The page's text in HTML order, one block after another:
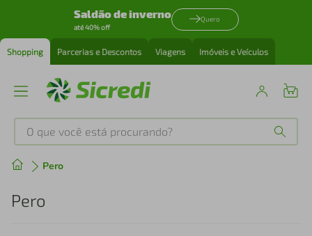
Saldão de inverno
até 40% off
Quero
Shopping Parcerias e Descontos Viagens Imóveis e Veículos
O que você está procurando?
Pero
Pero
Produtos mais buscados